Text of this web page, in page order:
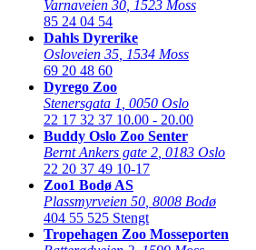
Varnaveien 30 1523 Moss
85 24 04 54
Dahls Dyrerike
Osloveien 35 1534 Moss
69 20 48 60
Dyrego Zoo
Stenersgata 1 0050 Oslo
22 17 32 37 10.00 - 20.00
Buddy Oslo Zoo Senter
Bernt Ankers gate 2 0183 Oslo
22 20 37 49 10-17
Zoo1 Bodø AS
Plassmyrveien 50 8008 Bodø
404 55 525 Stengt
Tropehagen Zoo Mosseporten